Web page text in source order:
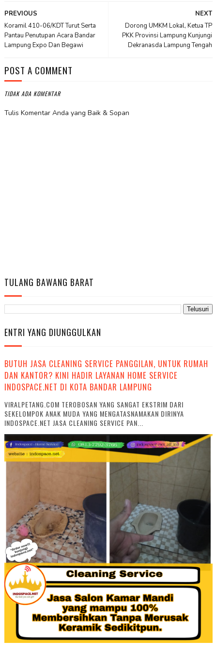
NEXT
Dorong UMKM Lokal, Ketua TP
PKK Provinsi Lampung Kunjungi
Dekranasda Lampung Tengah
PREVIOUS
Koramil 410-06/KDT Turut Serta
Pantau Penutupan Acara Bandar
Lampung Expo Dan Begawi
POST A COMMENT
TIDAK ADA KOMENTAR
Tulis Komentar Anda yang Baik & Sopan
TULANG BAWANG BARAT
ENTRI YANG DIUNGGULKAN
BUTUH JASA CLEANING SERVICE PANGGILAN, UNTUK RUMAH
DAN KANTOR? KINI HADIR LAYANAN HOME SERVICE
INDOSPACE.NET DI KOTA BANDAR LAMPUNG
VIRALPETANG.COM TEROBOSAN YANG SANGAT EKSTRIM DARI
SEKELOMPOK ANAK MUDA YANG MENGATASNAMAKAN DIRINYA
INDOSPACE.NET JASA CLEANING SERVICE PAN...